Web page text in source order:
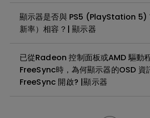
顯示器是否與 PS5 (PlayStation 5)
新率）相容？| 顯示器
已從Radeon 控制面板或AMD 驅動
FreeSync時，為何顯示器的OSD 資
FreeSync 開啟? |顯示器